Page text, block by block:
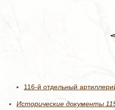
116-й отдельный
Исторические документы